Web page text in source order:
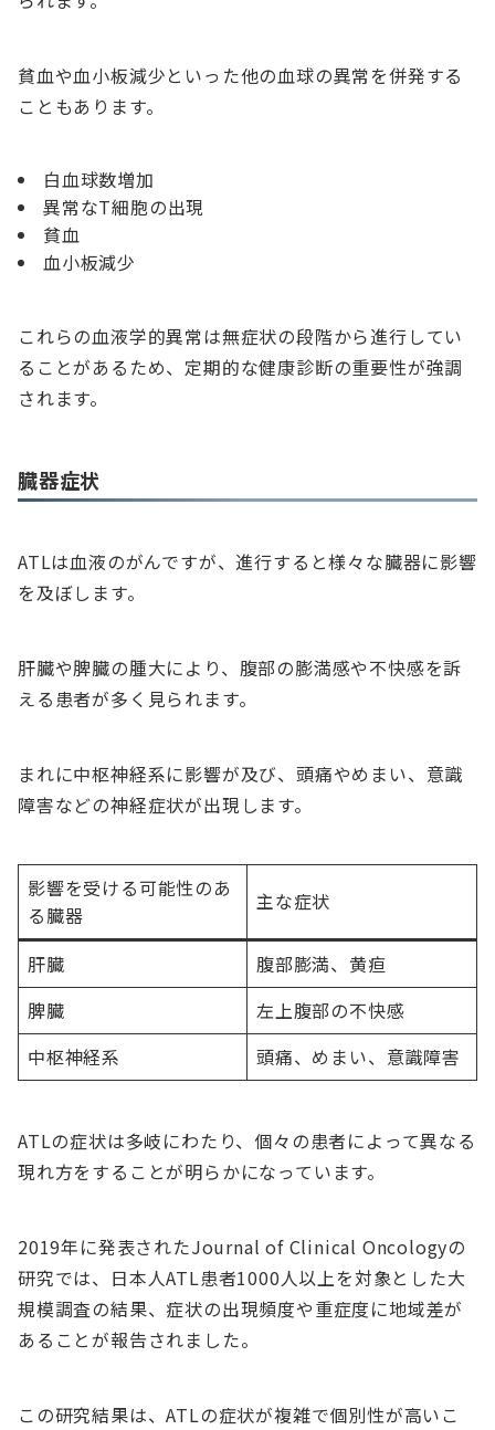
貧血や血小板減少といった他の血球の異常を併発する
こともあります。
白血球数増加
異常なT細胞の出現
貧血
血小板減少
これらの血液学的異常は無症状の段階から進行してい
ることがあるため、定期的な健康診断の重要性が強調
されます。
臓器症状
ATLは血液のがんですが、進行すると様々な臓器に影響
を及ぼします。
肝臓や脾臓の腫大により、腹部の膨満感や不快感を訴
える患者が多く見られます。
まれに中枢神経系に影響が及び、頭痛やめまい、意識
障害などの神経症状が出現します。
影響を受ける可能性のあ
る臓器
主な症状
肝臓
腹部膨満、黄疸
脾臓
左上腹部の不快感
中枢神経系
頭痛、めまい、意識障害
ATLの症状は多岐にわたり、個々の患者によって異なる
現れ方をすることが明らかになっています。
2019年に発表されたJournal of Clinical Oncologyの
研究では、日本人ATL患者1000人以上を対象とした大
規模調査の結果、症状の出現頻度や重症度に地域差が
あることが報告されました。
この研究結果は、ATLの症状が複雑で個別性が高いこ